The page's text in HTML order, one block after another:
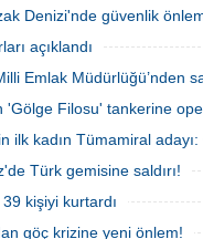
Denizi'nde güvenlik
açıklandı
Emlak Müdürlüğü’nden
'Gölge Filosu' tankerine
ilk kadın Tümamiral adayı:
Türk gemisine saldırı!
kişiyi kurtardı
göç krizine yeni önlem!